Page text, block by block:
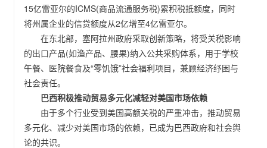
15亿雷亚尔的ICMS(商品流通服务税)累积税抵额度，同时
将州属企业的信贷额度从2亿增至4亿雷亚尔。
在东北部，塞阿拉州政府采取创新策略，将受关税影响
的出口产品(如渔产品、腰果)纳入公共采购体系，用于学校
午餐、医院餐食及“零饥饿”社会福利项目，兼顾经济纾困与
社会责任。
巴西积极推动贸易多元化减轻对美国市场依赖
由于多个行业受到美国高额关税的严重冲击，推动贸易
多元化、减少对美国市场的依赖，已成为巴西政府和社会舆
论的共识。